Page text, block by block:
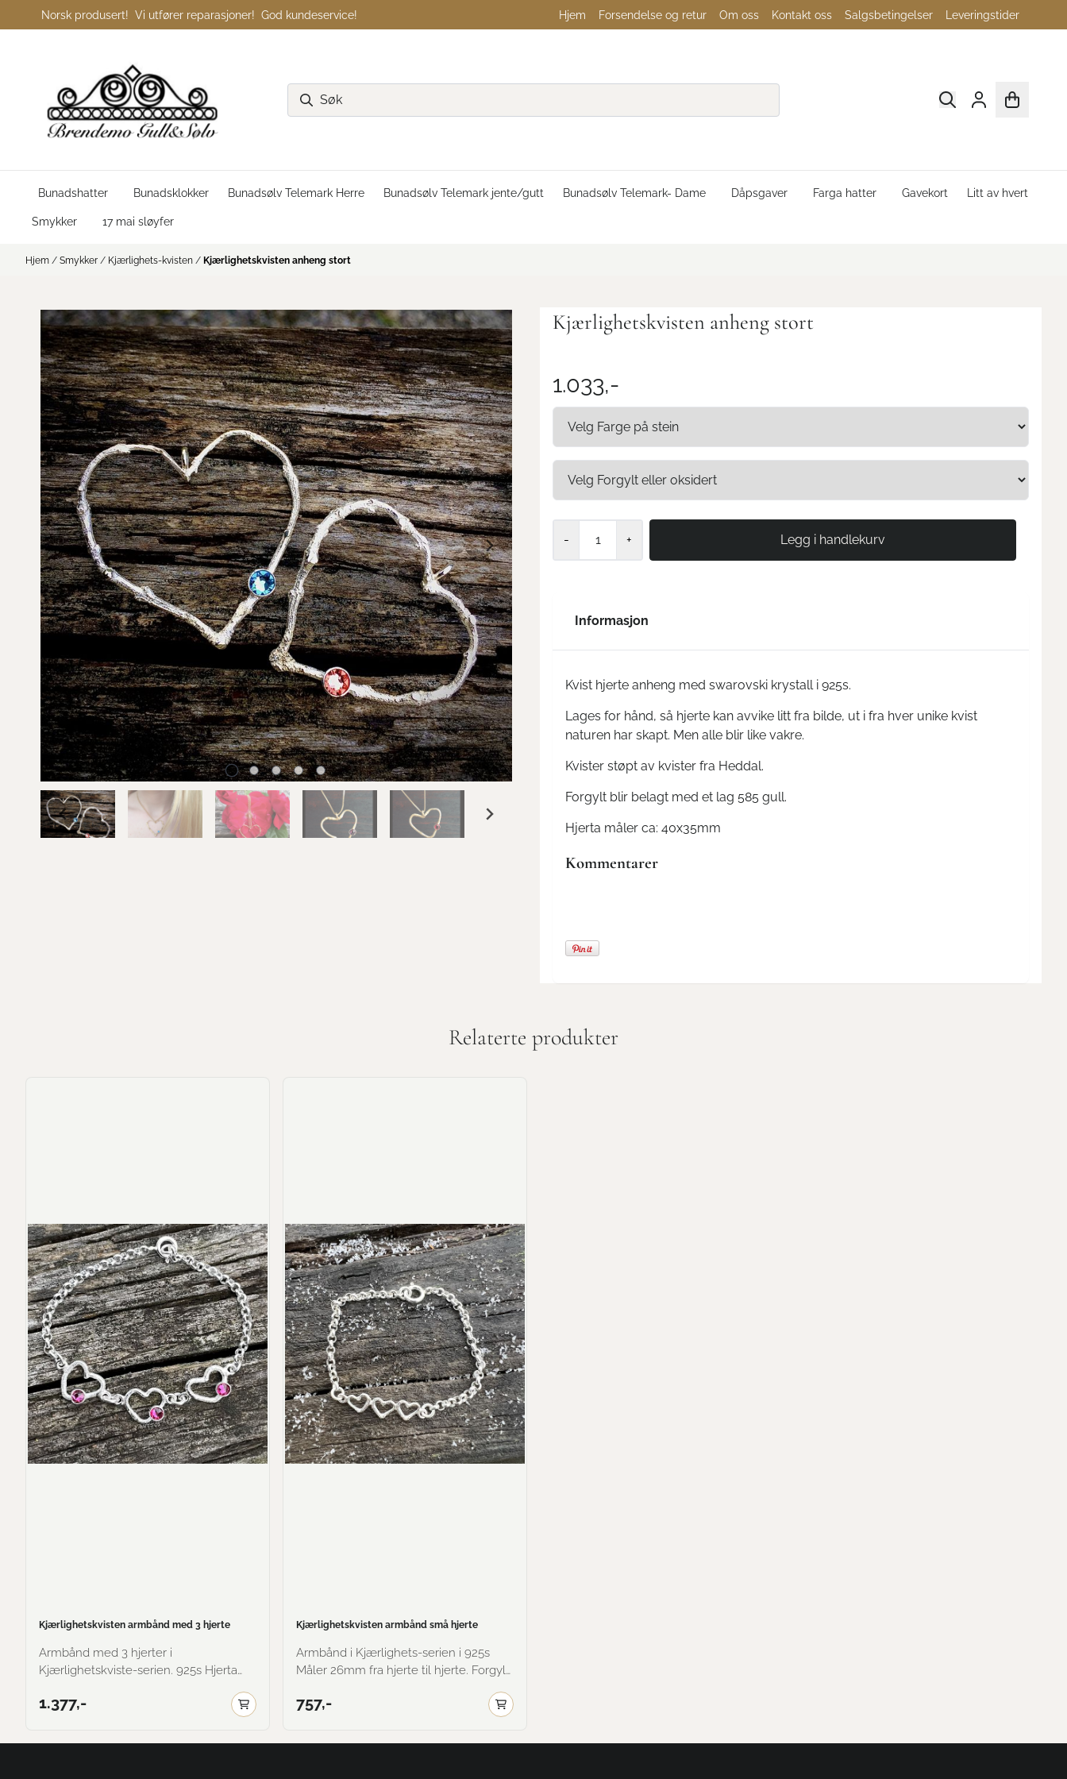
Hopp til innhold
Norsk produsert! Vi utfører reparasjoner! God kundeservice! Hjem Forsendelse og retur Om oss Kontakt oss Salgsbetingelser Leveringstider
Bunadshatter Bunadsklokker Bunadsølv Telemark Herre Bunadsølv Telemark jente/gutt Bunadsølv Telemark- Dame Dåpsgaver Farga hatter Gavekort Litt av hvert
Smykker 17 mai sløyfer
Hjem / Smykker / Kjærlighets-kvisten / Kjærlighetskvisten anheng stort
Kjærlighetskvisten anheng stort
1.033,-
- +
Informasjon
Kvist hjerte anheng med swarovski krystall i 925s.
Lages for hånd, så hjerte kan avvike litt fra bilde, ut i fra hver unike kvist
naturen har skapt. Men alle blir like vakre.
Kvister støpt av kvister fra Heddal.
Forgylt blir belagt med et lag 585 gull.
Hjerta måler ca: 40x35mm
Kommentarer
Relaterte produkter
Kjærlighetskvisten armbånd med 3 hjerte
Armbånd med 3 hjerter i
Kjærlighetskviste-serien. 925s Hjerta
blir belagt med et lag 585 gull.
1.377,-
Kjærlighetskvisten armbånd små hjerte
Armbånd i Kjærlighets-serien i 925s
Måler 26mm fra hjerte til hjerte. Forgylt
757,-